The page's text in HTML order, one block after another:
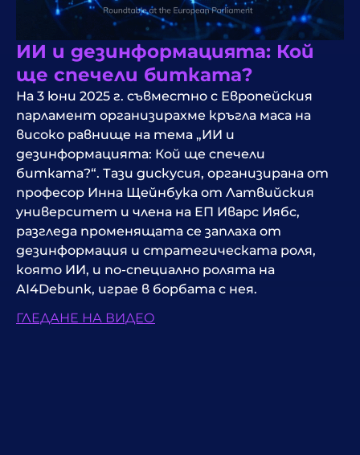
ИИ и дезинформацията: Кой
ще спечели битката?
На 3 юни 2025 г. съвместно с Европейския
парламент организирахме кръгла маса на
високо равнище на тема „ИИ и
дезинформацията: Кой ще спечели
битката?“. Тази дискусия, организирана от
професор Инна Щейнбука от Латвийския
университет и члена на ЕП Иварс Иябс,
разгледа променящата се заплаха от
дезинформация и стратегическата роля,
която ИИ, и по-специално ролята на
AI4Debunk, играе в борбата с нея.
ГЛЕДАНЕ НА ВИДЕО